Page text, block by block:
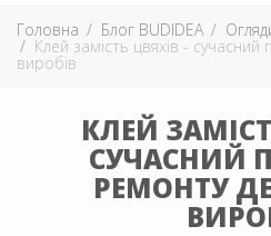
Головна Блог BUDIDEA
Клей замість цвяхів - сучасний
виробів
КЛЕЙ
СУЧАСНИЙ
РЕМОНТУ